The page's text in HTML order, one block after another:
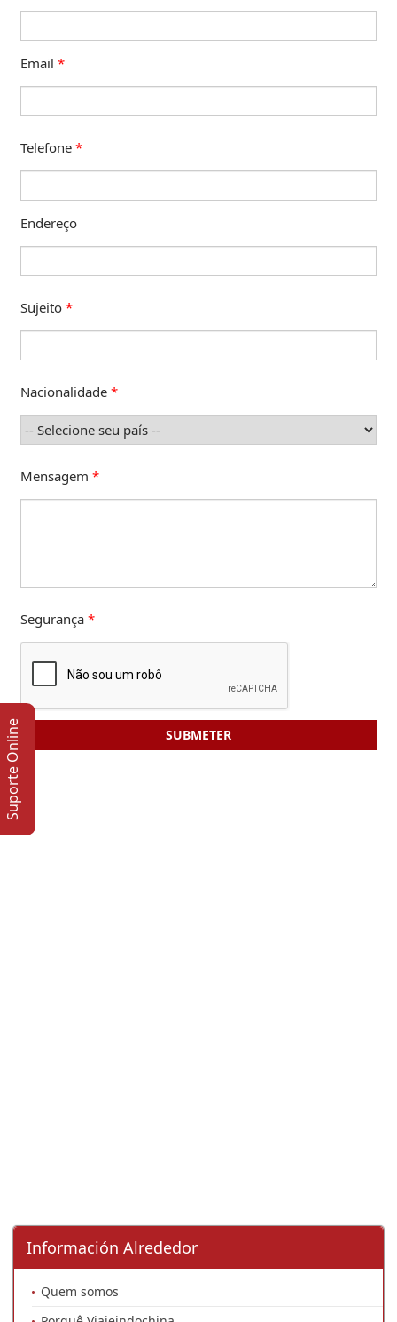
Email *
Telefone *
Endereço
Sujeito *
Nacionalidade *
Mensagem *
Segurança *
SUBMETER
Información Alrededor
Quem somos
Suporte Online